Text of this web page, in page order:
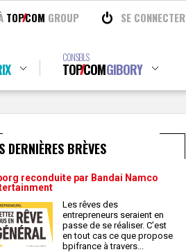
TOPCOM GROUP SE CONNECTER
CONSEILS
TOPCOMGIBORY
DERNIÈRES BRÈVES
reconduite par Bandai Namco
Les rêves des
entrepreneurs seraient en
passe de se réaliser. C’est
en tout cas ce que propose
bpifrance à travers...